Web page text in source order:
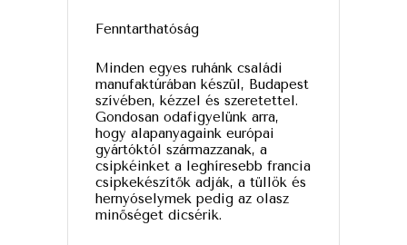
Fenntarthatóság
Minden egyes ruhánk családi
manufaktúrában készül, Budapest
szívében, kézzel és szeretettel.
Gondosan odafigyelünk arra,
hogy alapanyagaink európai
gyártóktól származzanak, a
csipkéinket a leghíresebb francia
csipkekészítők adják, a tüllök és
hernyóselymek pedig az olasz
minőséget dicsérik.